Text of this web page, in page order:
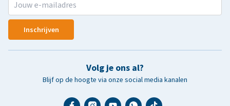
Inschrijven
Volg je ons al?
Blijf op de hoogte via onze social media kanalen